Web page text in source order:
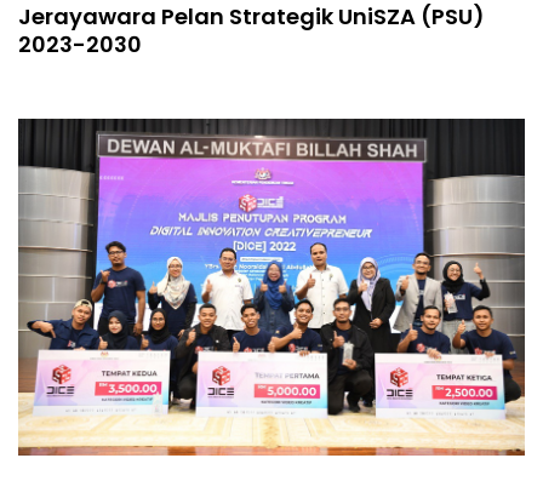
Jerayawara Pelan Strategik UniSZA (PSU)
2023-2030